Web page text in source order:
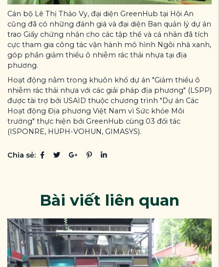
Cán bộ Lê Thị Thảo Vy, đại diện GreenHub tại Hội An
cũng đã có những đánh giá và đại diện Ban quản lý dự án
trao Giấy chứng nhận cho các tập thể và cá nhân đã tích
cực tham gia công tác vận hành mô hình Ngôi nhà xanh,
góp phần giảm thiểu ô nhiễm rác thải nhựa tại địa
phương.
Hoạt động nằm trong khuôn khổ dự án "Giảm thiểu ô
nhiễm rác thải nhựa với các giải pháp địa phương" (LSPP)
được tài trợ bởi USAID thuộc chương trình "Dự án Các
Hoạt động Địa phương Việt Nam vì Sức khỏe Môi
trường" thực hiện bởi GreenHub cùng 03 đối tác
(ISPONRE, HUPH-VOHUN, GIMASYS).
Chia sẻ:
Bài viết liên quan